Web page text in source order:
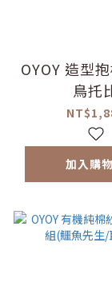
OYOY 造型抱枕
鳥托
加入購